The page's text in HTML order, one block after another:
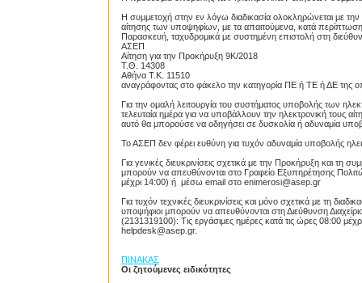
Η συμμετοχή στην εν λόγω διαδικασία ολοκληρώνεται με
αίτησης των υποψηφίων, με τα απαιτούμενα, κατά
Παρασκευή, ταχυδρομικά με συστημένη επιστολή στη
ΑΣΕΠ
Αίτηση για την Προκήρυξη 9Κ/2018
Τ.Θ. 14308
Αθήνα Τ.Κ. 11510
αναγράφοντας στο φάκελο την κατηγορία ΠΕ ή ΤΕ ή ΔΕ της
Για την ομαλή λειτουργία του συστήματος υποβολής των
τελευταία ημέρα για να υποβάλλουν την ηλεκτρονική τους
αυτό θα μπορούσε να οδηγήσει σε δυσκολία ή αδυναμία
Το ΑΣΕΠ δεν φέρει ευθύνη για τυχόν αδυναμία υποβολής
Για γενικές διευκρινίσεις σχετικά με την Προκήρυξη και τη
μπορούν να απευθύνονται στο Γραφείο Εξυπηρέτησης
μέχρι 14:00) ή μέσω email στο enimerosi@asep.gr
Για τυχόν τεχνικές διευκρινίσεις και μόνο σχετικά με τη
υποψήφιοι μπορούν να απευθύνονται στη Διεύθυνση
(2131319100): Τις εργάσιμες ημέρες κατά τις ώρες 08:00
helpdesk@asep.gr.
ΠΙΝΑΚΑΣ
Οι ζητούμενες ειδικότητες